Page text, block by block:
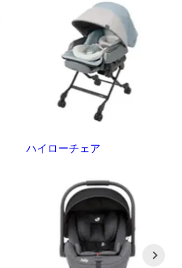
ハイローチェア